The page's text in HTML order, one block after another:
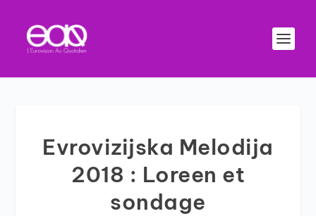
Evrovizijska Melodija
2018 : Loreen et
sondage